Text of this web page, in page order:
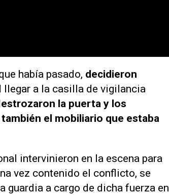
había pasado, decidieron
llegar a la casilla de vigilancia
estrozaron la puerta y los
el mobiliario que estaba
intervinieron en la escena para
vez contenido el conflicto, se
guardia a cargo de dicha fuerza en